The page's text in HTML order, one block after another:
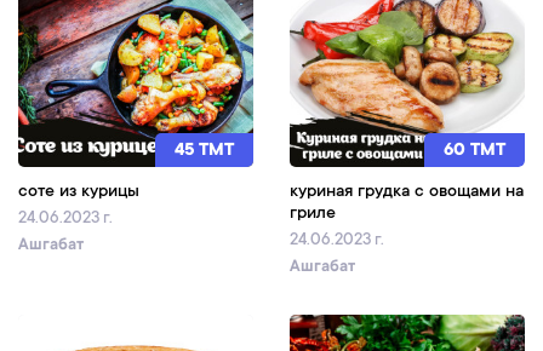
45 TMT
соте из курицы
24.06.2023 г.
Ашгабат
60 TMT
куриная грудка с овощами на
гриле
24.06.2023 г.
Ашгабат